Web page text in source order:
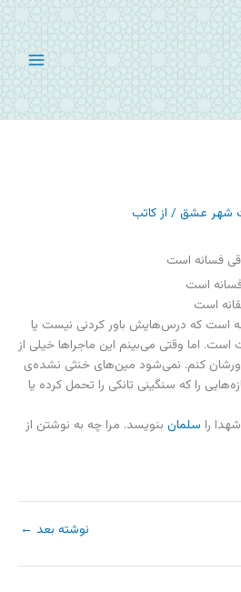
شهر عشق / از کاتب
است
است
است که درس‌هایش باور کردنی نیست یا
اما وقتی می‌بینم این ماجراها خیلی از
کنم. نمی‌شود مین‌های خنثی نشده‌ی
را که سنگینی تانکی را تحمل کرده یا
را سلمان بنویسد. مرا چه به نوشتن از
نوشته بعد ←